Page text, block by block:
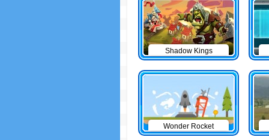
Shadow Kings
Wonder Rocket